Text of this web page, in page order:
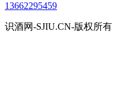
13662295459
识酒网-SJIU.CN-版权所有